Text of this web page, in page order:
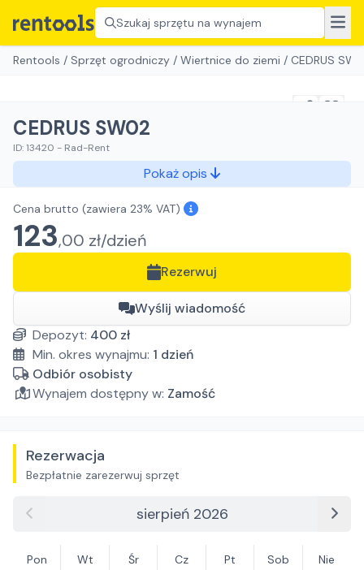
Szukaj sprzętu na wynajem
Rentools / Sprzęt ogrodniczy / Wiertnice do ziemi / CEDRUS
CEDRUS SW02
ID:13420 - Rad-Rent
Pokaż opis
Cena brutto (zawiera 23% VAT)
123,00 zł/dzień
Rezerwuj
Wyślij wiadomość
Depozyt: 400 zł
Min. okres wynajmu: 1 dzień
Odbiór osobisty
Wynajem dostępny w: Zamość
Rezerwacja
Bezpłatnie zarezerwuj sprzęt
sierpień 2026
Pon Wt Śr Cz Pt Sob Nie